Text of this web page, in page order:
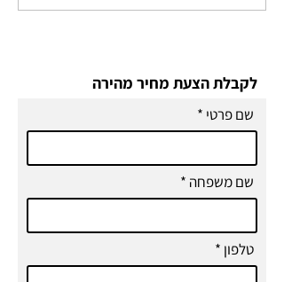
ל־Wix?
שם משפחה
שם פרטי
טלפון
לקבלת הצעת מחיר מהירה